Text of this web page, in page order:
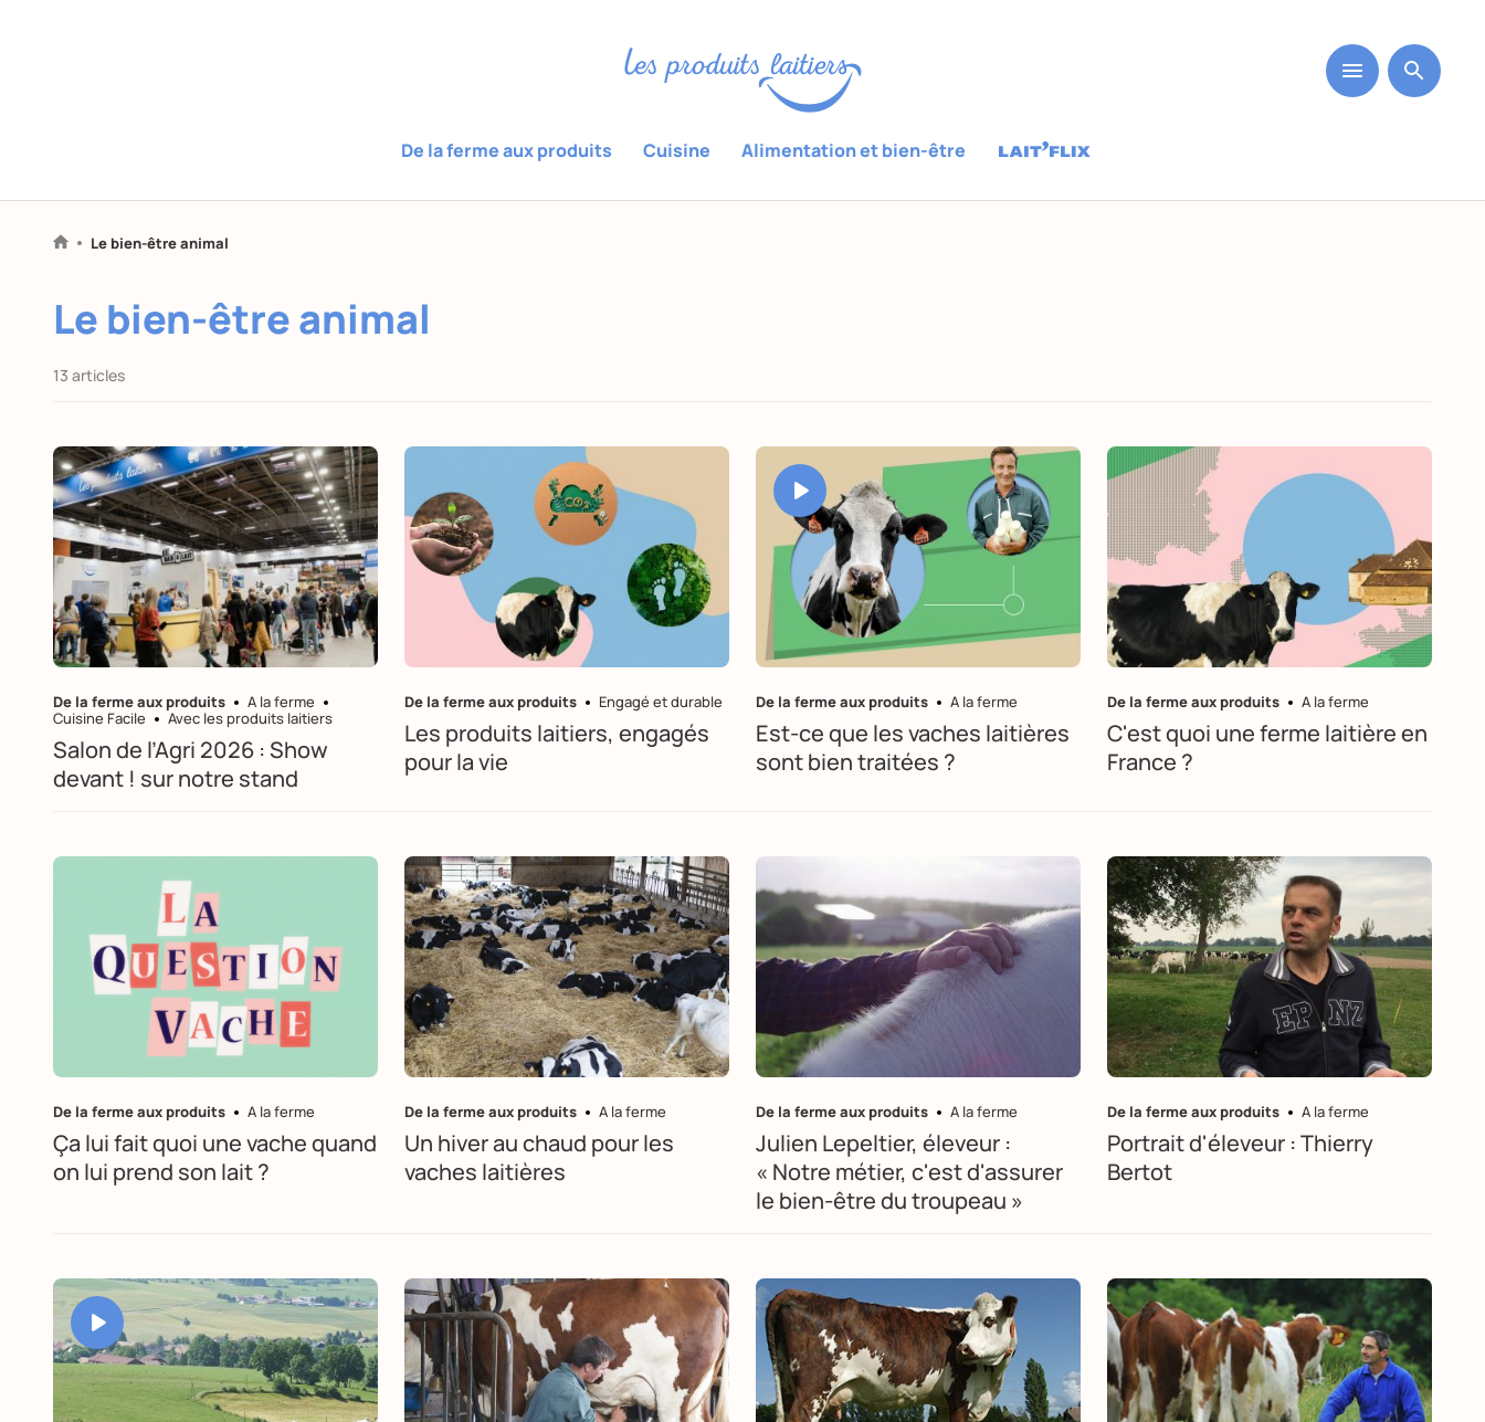
De la ferme aux produits Cuisine Alimentation et bien-être
Le bien-être animal
Le bien-être animal
13 articles
De la ferme aux produits
A la ferme
Cuisine Facile
Avec les produits laitiers
Salon de l’Agri 2026 : Show
devant ! sur notre stand
De la ferme aux produits Engagé et durable
Les produits laitiers, engagés
pour la vie
De la ferme aux produits A la ferme
Est-ce que les vaches laitières
sont bien traitées ?
De la ferme aux produits A la ferme
C'est quoi une ferme laitière en
France ?
De la ferme aux produits A la ferme
Ça lui fait quoi une vache quand
on lui prend son lait ?
De la ferme aux produits A la ferme
Un hiver au chaud pour les
vaches laitières
De la ferme aux produits A la ferme
Julien Lepeltier, éleveur :
« Notre métier, c'est d'assurer
le bien-être du troupeau »
De la ferme aux produits A la ferme
Portrait d'éleveur : Thierry
Bertot